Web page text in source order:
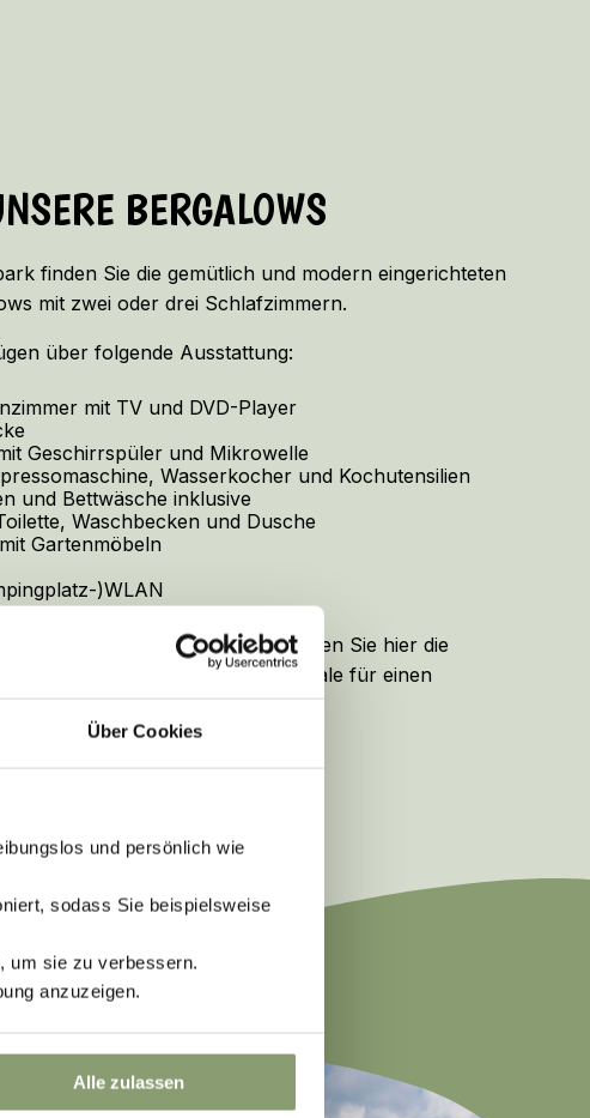
Über Cookies
und persönlich wie
sodass Sie beispielsweise
um sie zu verbessern.
anzuzeigen.
Alle zulassen
BERGALOWS
finden Sie die gemütlich und modern eingerichteten
mit zwei oder drei Schlafzimmern.
über folgende Ausstattung:
mit TV und DVD-Player
Geschirrspüler und Mikrowelle
Wasserkocher und Kochutensilien
und Bettwäsche inklusive
Waschbecken und Dusche
Gartenmöbeln
)WLAN
variiert die Ausstattung. Entdecken Sie hier die
und ihre individuellen Merkmale für einen